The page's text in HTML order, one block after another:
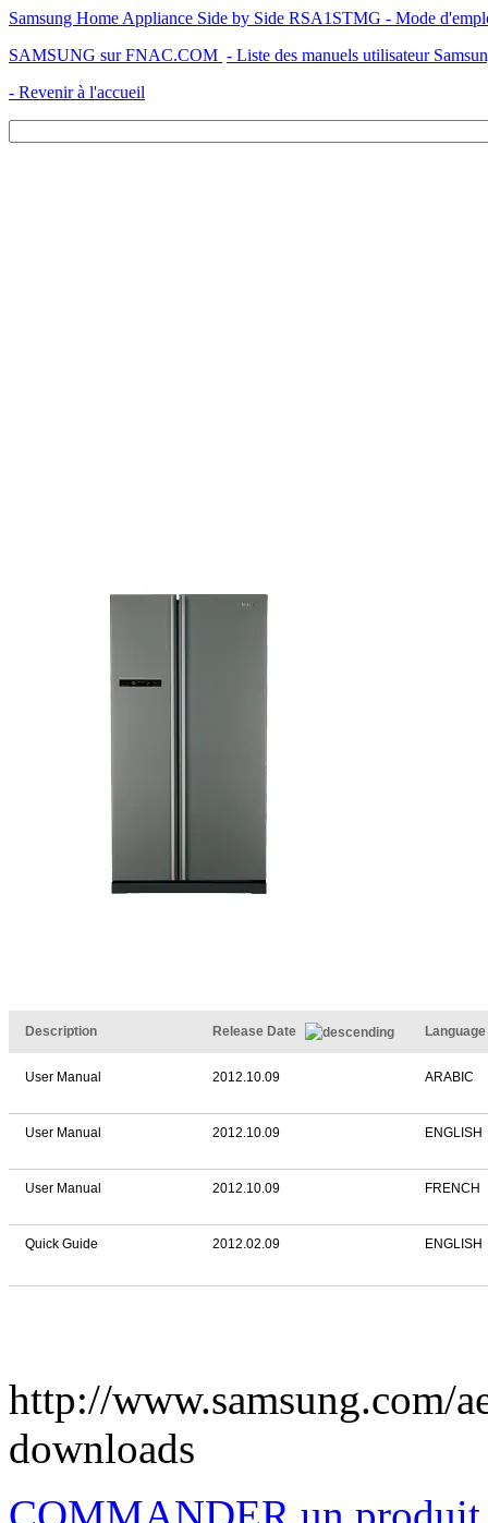
Samsung Home Appliance Side by Side RSA1STMG - Mode
SAMSUNG sur FNAC.COM - Liste des manuels utilisateur
- Revenir à l'accueil
Description Release Date Language
User Manual 2012.10.09 ARABIC
User Manual 2012.10.09 ENGLISH
User Manual 2012.10.09 FRENCH
Quick Guide 2012.02.09 ENGLISH
http://www.samsung.com/
downloads